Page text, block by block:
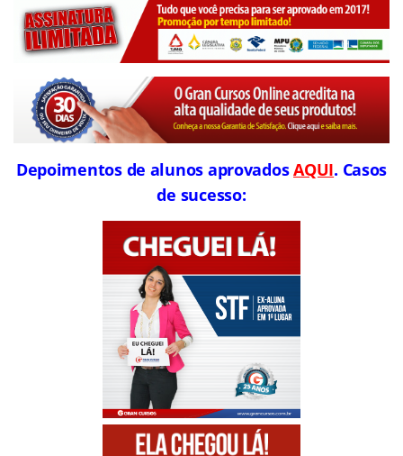
Depoimentos de alunos aprovadosAQUI. Casos
de sucesso: